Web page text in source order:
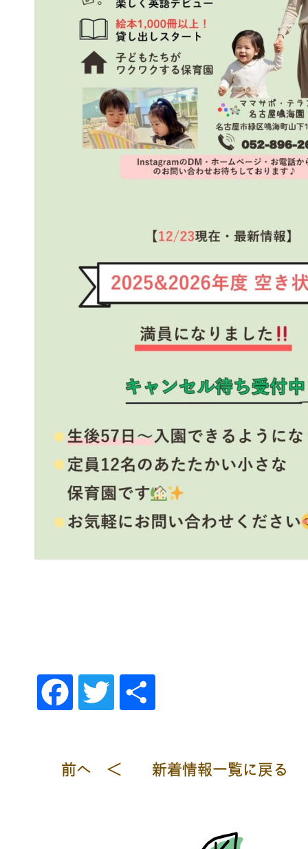
Fac
ok
Twi
r
前へ ＜ 新着情報一覧に戻る